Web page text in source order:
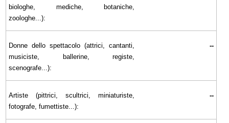
biologhe, mediche, botaniche,
zoologhe...):
Donne dello spettacolo (attrici, cantanti,
musiciste, ballerine, registe,
scenografe...):
--
Artiste (pittrici, scultrici, miniaturiste,
fotografe, fumettiste...):
--